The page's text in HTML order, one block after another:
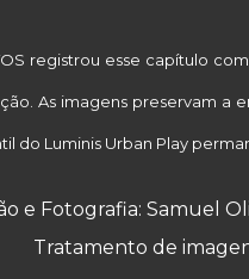
registrou esse capítulo
As imagens preservam a
do Luminis Urban Play
e Fotografia: Samuel
Tratamento de